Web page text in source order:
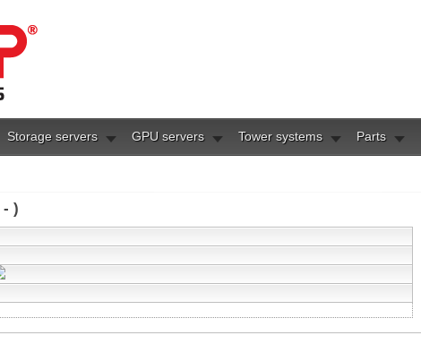
Storage servers GPU servers Tower systems Parts
- )